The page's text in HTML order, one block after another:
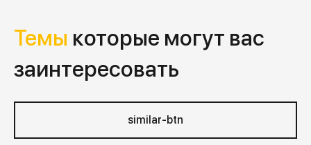
Темы которые могут вас
заинтересовать
similar-btn